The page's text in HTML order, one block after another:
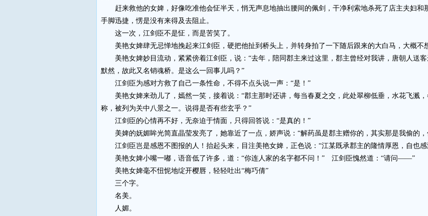
赶来救他的女婢，好像吃准他会怔半天，悄无声息地抽出腰间的佩剑，干净利索地杀死了店主夫妇和
手脚迅捷，愣是没有来得及去阻止。
这一次，江剑臣不是怔，而是苦笑了。
美艳女婢肆无忌惮地挽起来江剑臣，硬把他扯到桥头上，并转身拍了一下随后跟来的大白马，大概不
美艳女婢妙目流动，紧紧傍着江剑臣，说：“去年，陪同郡主来过这里，郡主曾经对我讲，唐朝人送
默然，故此又名销魂桥。是这么一回事儿吗？”
江剑臣为感对方救了自己一条性命，不得不点头说一声：“是！”
美艳女婢来劲儿了，嫣然一笑，接着说：“郡主那时还讲，每当春夏之交，此处翠柳低垂，水花飞溅，
称，被列为关中八景之一。说得是否有些玄乎？”
江剑臣的心情再不好，无奈迫于情面，只得回答说：“是真的！”
美婢的妩媚眸光简直晶莹发亮了，她靠近了一点，娇声说：“解药虽是郡主赠你的，其实那是我偷的，
江剑臣岂是感恩不图报的人！抬起头来，目注美艳女婢，正色说：“江某既承郡主的隆情厚恩，自也感
美艳女婢小嘴一嘟，语音低了许多，道：“你连人家的名字都不问！” 江剑臣愧然道：“请问——”
美艳女婢毫不忸怩地绽开樱唇，轻轻吐出“梅巧倩”
三个字。
名美。
人媚。